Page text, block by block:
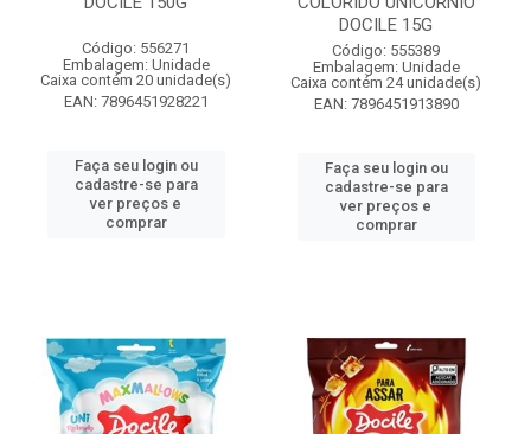
Código: 556271
Embalagem: Unidade
Caixa contém 20 unidade(s)
EAN: 7896451928221
Faça seu login ou
cadastre-se para
ver preços e
comprar
DOCILE 15G
Código: 555389
Embalagem: Unidade
Caixa contém 24 unidade(s)
EAN: 7896451913890
Faça seu login ou
cadastre-se para
ver preços e
comprar